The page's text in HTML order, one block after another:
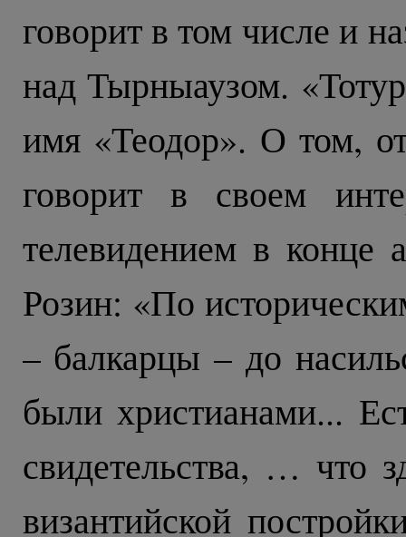
говорит в том числе и
над Тырныаузом.
имя «Теодор». О том,
говорит в своем
телевидением в конце
Розин: «По
– балкарцы – до
были христианами...
свидетельства, … что
византийской